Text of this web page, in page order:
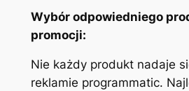
Wybór odpowiedniego
promocji:
Nie każdy produkt nadaje
reklamie programmatic.